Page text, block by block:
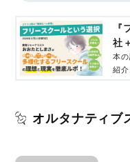
社
本
紹介
オルタナティブ